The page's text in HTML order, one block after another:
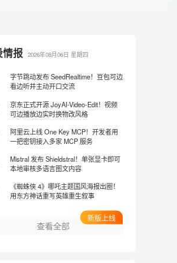
报 2026年08月06日 星期四
字节跳动发布 SeedRealtime！豆包可边
看边听并主动开口交流
京东正式开源 JoyAI-Video-Edit！视频
可边播放边实时换物改风格
阿里云上线 One Key MCP！开发者用
一把密钥接入多家 MCP 服务
Mistral 发布 Shieldstral！单张显卡即可
本地审核多语言图文内容
《蜘蛛侠 4》哪吒主题国风海报出圈！
用东方神话重写英雄重生叙事
查看全部
新版上线